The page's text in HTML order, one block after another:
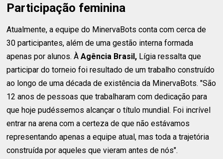
Participação feminina
Atualmente, a equipe do MinervaBots conta com cerca de
30 participantes, além de uma gestão interna formada
apenas por alunos. ÀAgência Brasil, Lígia ressalta que
participar do torneio foi resultado de um trabalho construído
ao longo de uma década de existência da MinervaBots. "São
12 anos de pessoas que trabalharam com dedicação para
que hoje pudéssemos alcançar o título mundial. Foi incrível
entrar na arena com a certeza de que não estávamos
representando apenas a equipe atual, mas toda a trajetória
construída por aqueles que vieram antes de nós".